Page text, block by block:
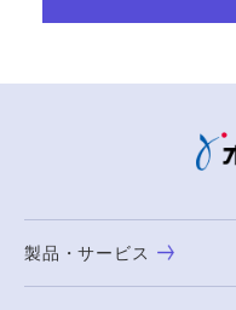
製品・サービス